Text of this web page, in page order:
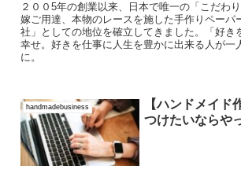
２００5年の創業以来、日本で唯一の「こだわ
嫁ご用達、本物のレースを施した手作りペーパ
社」としての地位を確立してきました。「好き
幸せ。好きを仕事に人生を豊かに出来る人が一
に。
handmadebusiness
【ハンドメイド
つけたいならや